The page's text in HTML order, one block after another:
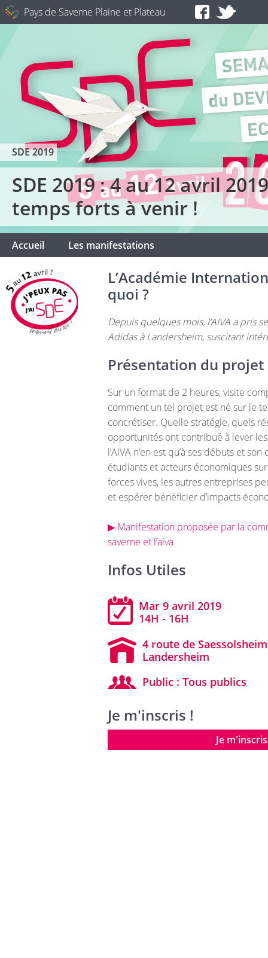
Pays de Saverne Plaine et Plateau
SDE 2019
SDE 2019 : 4 au 12 avril
temps forts à venir !
Accueil Les manifestations
L’Académie
quoi ?
Depuis quelques mois, l’AIVA a pris
Adidas à Landersheim, suscitant
Présentation du
Sur un format de 2 heures, visite
comment un tel projet est né sur le
concrétiser. Quelle stratégie, quels
opportunités ont contribué à lever
l’AIVA n’en est qu’à ses débuts et
étudiants et acteurs économiques
forces vives, les autres entreprises
et espérer bénéficier d’impacts
▶ Manifestation proposée par la
saverne et l’aiva
Infos Utiles
Mar 9 avril 2019
14H - 16H
4 route de Saessolsheim
Landersheim
Public : Tous publics
Je m'inscris !
Je